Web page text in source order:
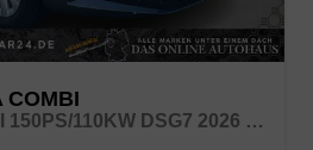
COMBI
SELECTION 2.0 TDI 150PS/110KW DSG7 2026 +AHK+EL. STZ+LODGE+SUNSET+3ZONE+SHZ